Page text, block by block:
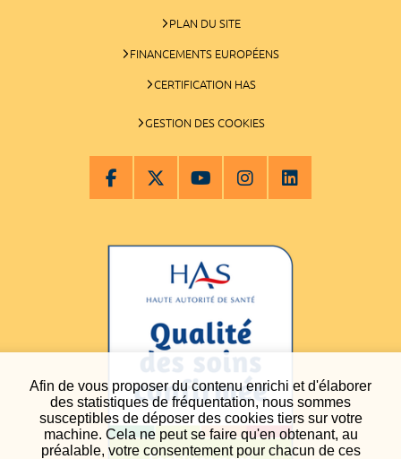
Afin de vous proposer du contenu enrichi et d'élaborer
des statistiques de fréquentation, nous sommes
susceptibles de déposer des cookies tiers sur votre
machine. Cela ne peut se faire qu'en obtenant, au
préalable, votre consentement pour chacun de ces
PLAN DU SITE
FINANCEMENTS EUROPÉENS
CERTIFICATION HAS
GESTION DES COOKIES